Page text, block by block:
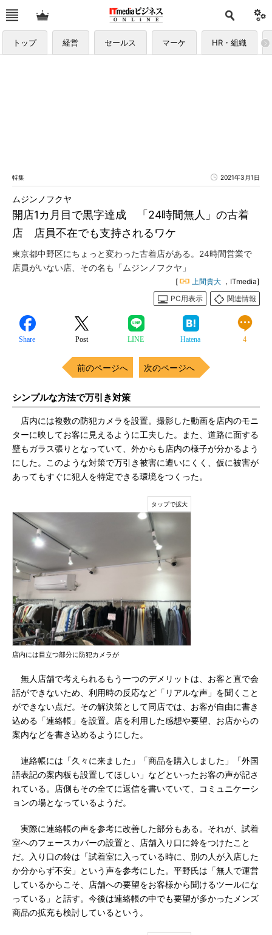
トップ 経営 セールス マーケ HR・組織
特集 2021年3月1日
開店1カ月目で黒字達成 「24時間無人」の古着
店 店員不在でも支持されるワケ
ムジンノフクヤ
東京都中野区にちょっと変わった古着店がある。24時間営業で
店員がいない店、その名も「ムジンノフクヤ」
[ 上間貴大 ，ITmedia]
PC用表示
関連情報
Share Post LINE Hatena 4
前のページへ 次のページへ
シンプルな方法で万引き対策
店内には複数の防犯カメラを設置。撮影した動画を店内のモニ
ターに映してお客に見えるように工夫した。また、道路に面する
壁もガラス張りとなっていて、外からも店内の様子が分かるよう
にした。このような対策で万引き被害に遭いにくく、仮に被害が
あってもすぐに犯人を特定できる環境をつくった。
店内には目立つ部分に防犯カメラが
無人店舗で考えられるもう一つのデメリットは、お客と直で会
話ができないため、利用時の反応など「リアルな声」を聞くこと
ができない点だ。その解決策として同店では、お客が自由に書き
込める「連絡帳」を設置。店を利用した感想や要望、お店からの
案内などを書き込めるようにした。
連絡帳には「久々に来ました」「商品を購入しました」「外国
語表記の案内板も設置してほしい」などといったお客の声が記さ
れている。店側もその全てに返信を書いていて、コミュニケーシ
ョンの場となっているようだ。
実際に連絡帳の声を参考に改善した部分もある。それが、試着
室へのフェースカバーの設置と、店舗入り口に鈴をつけたこと
だ。入り口の鈴は「試着室に入っている時に、別の人が入店した
か分からず不安」という声を参考にした。平野氏は「無人で運営
しているからこそ、店舗への要望をお客様から聞けるツールにな
っている」と話す。今後は連絡帳の中でも要望が多かったメンズ
商品の拡充も検討しているという。